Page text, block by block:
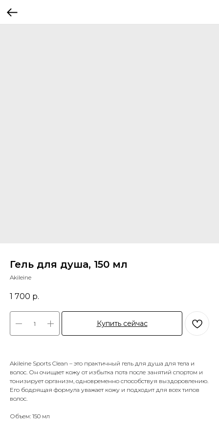
Гель для душа, 150 мл
Akileine
1 700 р.
Купить сейчас
Akileine Sports Clean – это практичный гель для душа для тела и
волос. Он очищает кожу от избытка пота после занятий спортом и
тонизирует организм, одновременно способствуя выздоровлению.
Его бодрящая формула уважает кожу и подходит для всех типов
волос.
Объем: 150 мл